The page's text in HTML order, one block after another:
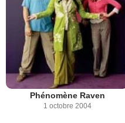
Phénomène Raven
1 octobre 2004